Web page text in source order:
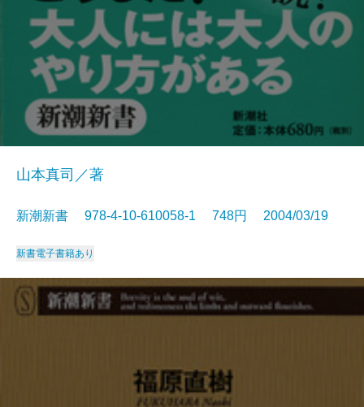
山本真司／著
新潮新書 978-4-10-610058-1 748円 2004/03/19
新書電子書籍あり